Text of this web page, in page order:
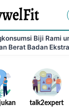
Biji Rami
Berat Badan
talk2expert